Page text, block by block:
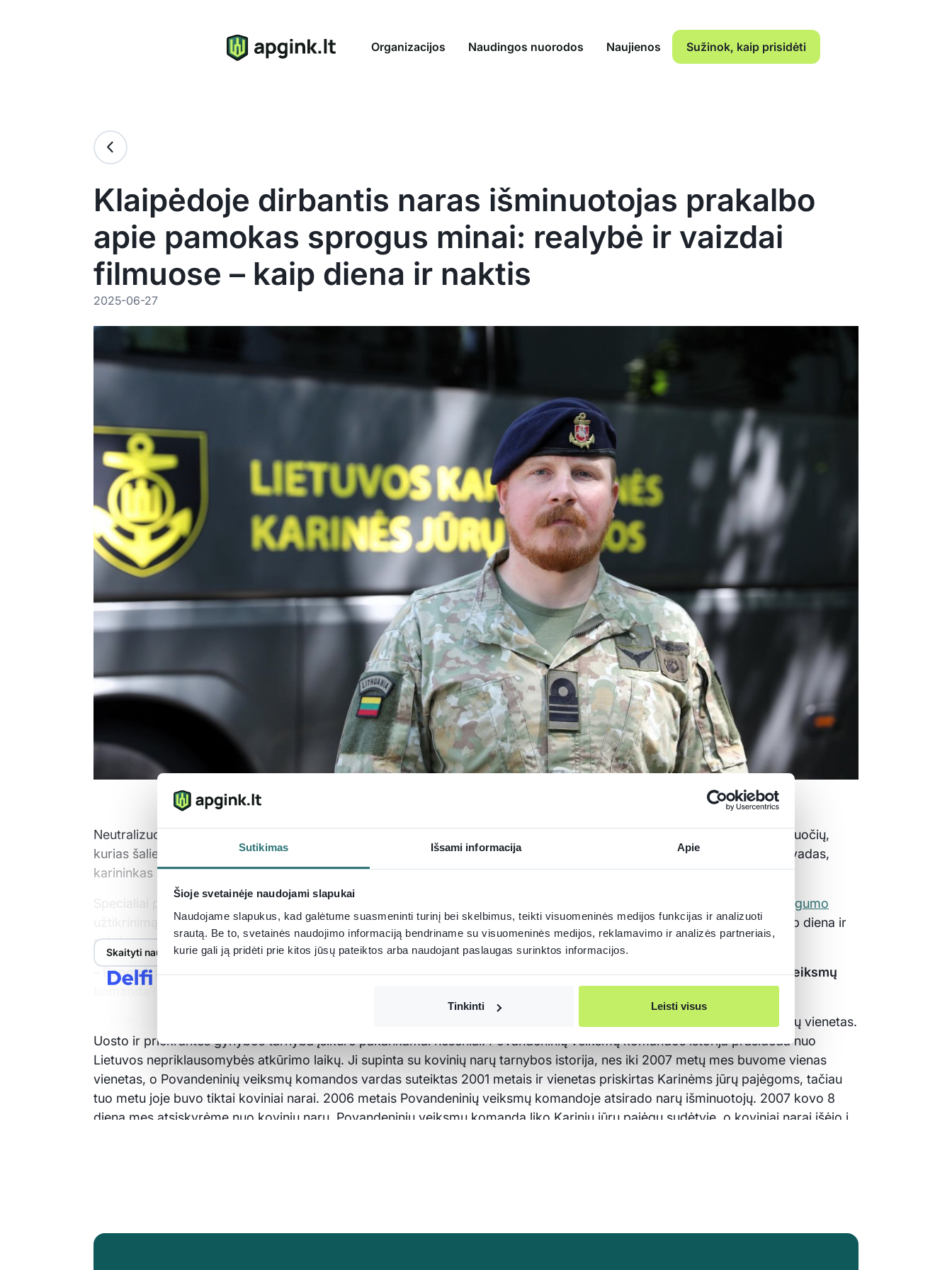
Sutikimas Išsami informacija Apie
Šioje svetainėje naudojami slapukai
Naudojame slapukus, kad galėtume suasmeninti turinį bei skelbimus, teikti visuomeninės medijos funkcijas ir analizuoti
srautą. Be to, svetainės naudojimo informaciją bendriname su visuomeninės medijos, reklamavimo ir analizės partneriais,
kurie gali ją pridėti prie kitos jūsų pateiktos arba naudojant paslaugas surinktos informacijos.
Tinkinti Leisti visus
Organizacijos Naudingos nuorodos Naujienos Sužinok, kaip prisidėti
Klaipėdoje dirbantis naras išminuotojas prakalbo
apie pamokas sprogus minai: realybė ir vaizdai
filmuose – kaip diena ir naktis
2025-06-27
Skaityti naujieną Delfi.lt
Neutralizuoti Pirmojo ir Antrojo pasaulinio karo laikų minas bei užtikrinti Klaipėdos jūrų uosto
– tai tik dalis užduočių,
kurias šalies vandenyse atliekaKarinių jūrų pajėgų
Uosto ir priekrantės gynybos Povandeninių veiksmų komanda ir jos vadas,
karininkas kpt. ltn.Rapolas Jurgelis
Specialiai portalui „Delfi“ R. Jurgelis atvirai papasakojo apie savo ir komandos darbo kasdienybę, uosto akvatorijos
saugumo
užtikrinimą, pavojus ir iššūkius. Anot R. Jurgelio, naro išminuotojo kasdienybė ir sprogmenų neutralizavimas skiriasi kaip diena ir
naktis nuo to, kas rodoma populiariuose filmuose.
– Rapolai, papasakokite išsamiau, kas yra Karinių jūrų pajėgų Uosto ir priekrantės gynybos tarnybos povandeninių veiksmų
– Uosto ir priekrantės gynybos tarnybos vienas iš padalinių yra Povandeninių veiksmų komanda, tai yra narų išminuotojų vienetas.
Uosto ir priekrantės gynybos tarnyba įsikūrė pakankamai neseniai. Povandeninių veiksmų komandos istorija prasideda nuo
Lietuvos nepriklausomybės atkūrimo laikų. Ji supinta su kovinių narų tarnybos istorija, nes iki 2007 metų mes buvome vienas
vienetas, o Povandeninių veiksmų komandos vardas suteiktas 2001 metais ir vienetas priskirtas Karinėms jūrų pajėgoms, tačiau
tuo metu joje buvo tiktai koviniai narai. 2006 metais Povandeninių veiksmų komandoje atsirado narų išminuotojų. 2007 kovo 8
dieną mes atsiskyrėme nuo kovinių narų. Povandeninių veiksmų komanda liko Karinių jūrų pajėgų sudėtyje, o koviniai narai išėjo į
darbo erdvė, kurioje mes dirbame. Bet bendras tam tikras pratybas turime kartu, dalinamės patirtimi.